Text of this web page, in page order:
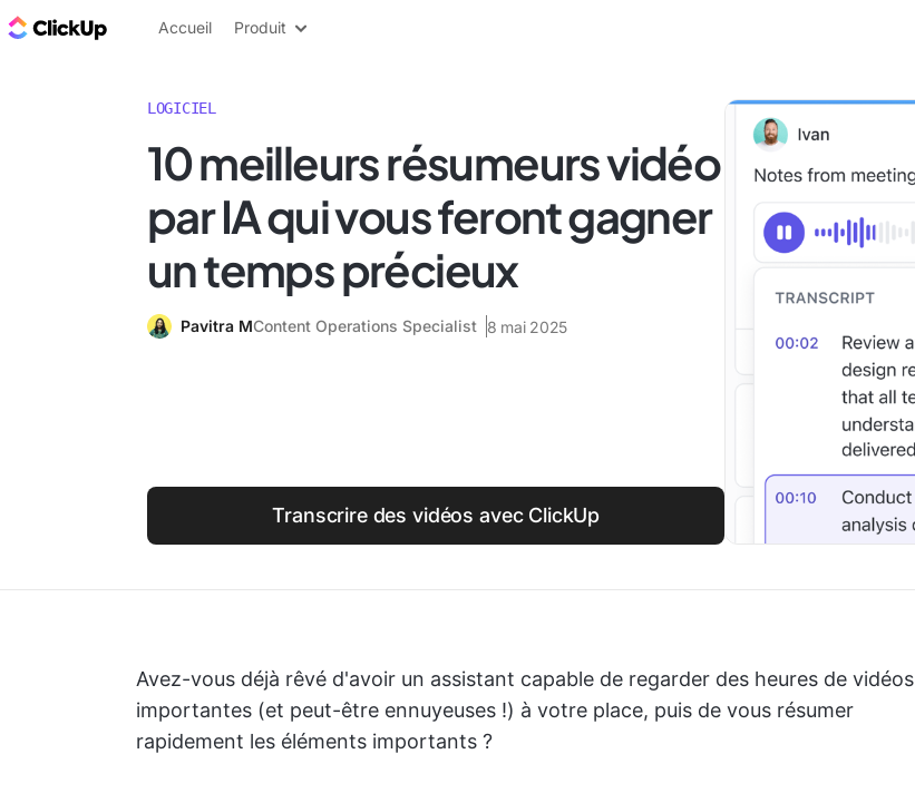
ClickUp Blog
Accueil Produit
LOGICIEL
10 meilleurs résumeurs vidéo
par IA qui vous feront gagner
un temps précieux
Pavitra MContent Operations Specialist 8 mai 2025
Transcrire des vidéos avec ClickUp
Avez-vous déjà rêvé d'avoir un assistant capable de regarder des heures de vidéos
importantes (et peut-être ennuyeuses !) à votre place, puis de vous résumer
rapidement les éléments importants ?